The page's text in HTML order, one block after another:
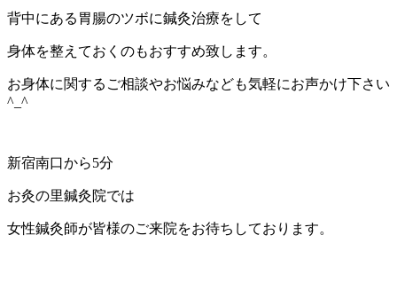
背中にある胃腸のツボに鍼灸治療をして
身体を整えておくのもおすすめ致します。
お身体に関するご相談やお悩みなども気軽にお声かけ下さい
^_^
新宿南口から5分
お灸の里鍼灸院では
女性鍼灸師が皆様のご来院をお待ちしております。